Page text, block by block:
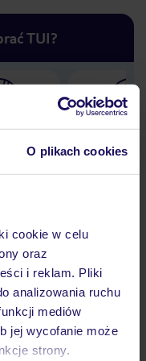
O plikach cookies
cookie w celu
oraz
i reklam. Pliki
analizowania ruchu
mediów
jej wycofanie może
strony.
TUI?